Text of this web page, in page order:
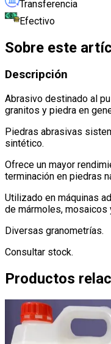
Transferencia
Efectivo
Sobre este
Descripción
Abrasivo destinado al
granitos y piedra en
Piedras abrasivas
sintético.
Ofrece un mayor
terminación en piedras
Utilizado en máquinas
de mármoles, mosaicos
Diversas granometrías.
Consultar stock.
Productos